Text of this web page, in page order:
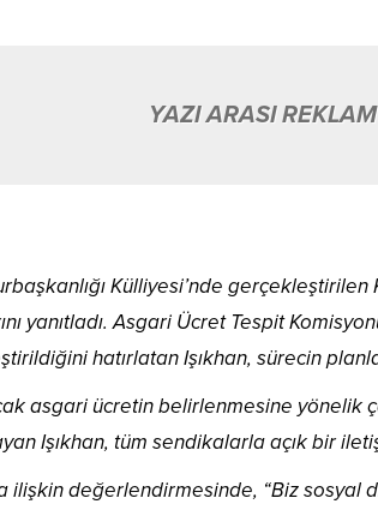
YAZI ARASI
Külliyesi’nde gerçekleştirilen
yanıtladı. Asgari Ücret Tespit
hatırlatan Işıkhan, sürecin
asgari ücretin belirlenmesine yönelik
Işıkhan, tüm sendikalarla açık bir
ilişkin değerlendirmesinde, “Biz